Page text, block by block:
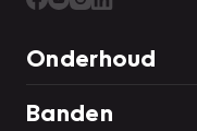
Onderhoud
Banden